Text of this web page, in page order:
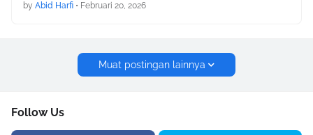
by Abid Harfi • Februari 20, 2026
Muat postingan lainnya
Follow Us